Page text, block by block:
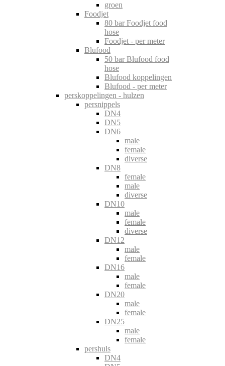
groen
Foodjet
80 bar Foodjet food
hose
Foodjet - per meter
Blufood
50 bar Blufood food
hose
Blufood koppelingen
Blufood - per meter
perskoppelingen - hulzen
persnippels
DN4
DN5
DN6
male
female
diverse
DN8
female
male
diverse
DN10
male
female
diverse
DN12
male
female
DN16
male
female
DN20
male
female
DN25
male
female
pershuls
DN4